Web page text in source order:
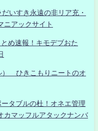
いすき永遠の非リア充・
ニアックサイト
め速報！キモデブおた
） ひきこもりニートのオ
タブルの杜！オネエ管理
カマッフルアタックナンバ